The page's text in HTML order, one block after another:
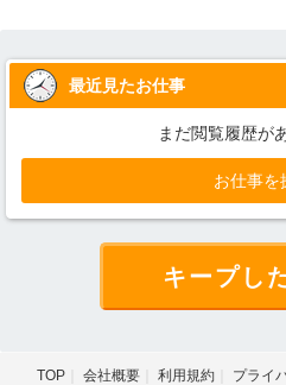
最近見たお仕事
まだ閲覧履歴が
お仕事を
キープし
TOP 会社概要 利用規約 プライ